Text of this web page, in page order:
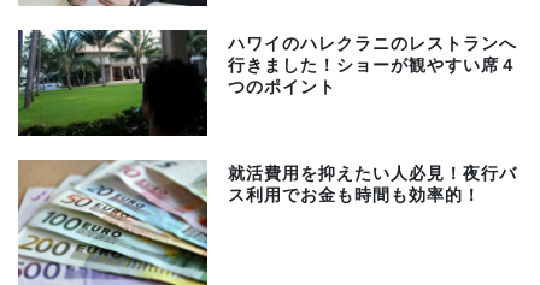
ハワイのハレクラニのレストランへ
行きました！ショーが観やすい席４
つのポイント
就活費用を抑えたい人必見！夜行バ
ス利用でお金も時間も効率的！